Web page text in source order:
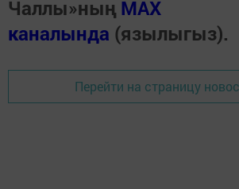
Чаллы»ның MAX
каналында (язылыгыз).
Перейти на страницу